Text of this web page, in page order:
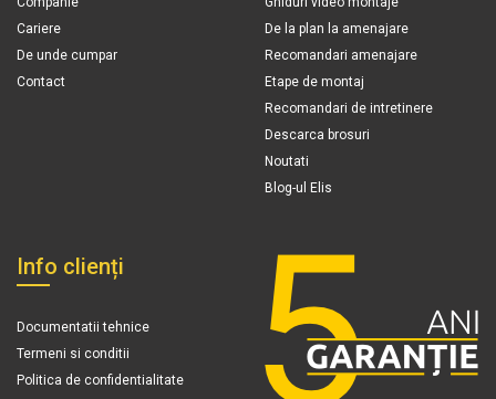
Cariere
De unde cumpar
Contact
De la plan la amenajare
Recomandari amenajare
Etape de montaj
Recomandari de intretinere
Descarca brosuri
Noutati
Blog-ul Elis
Info clienți
Documentatii tehnice
Termeni si conditii
Politica de confidentialitate